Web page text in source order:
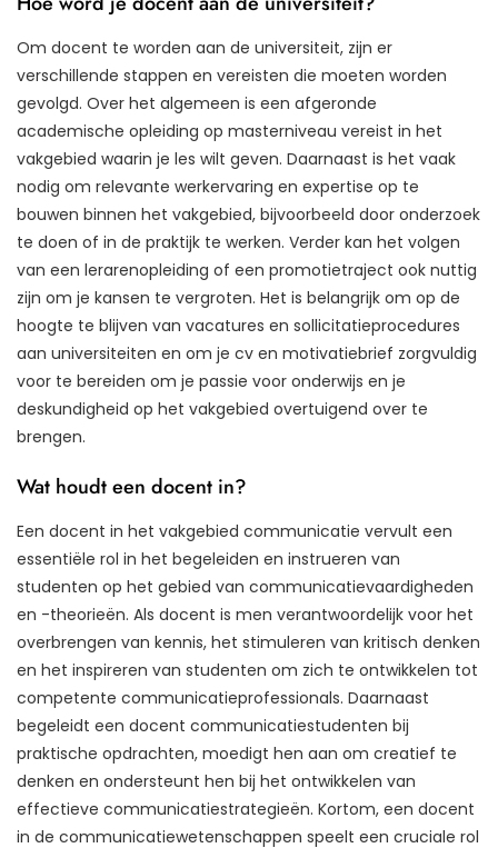
Om docent te worden aan de universiteit, zijn er
verschillende stappen en vereisten die moeten worden
gevolgd. Over het algemeen is een afgeronde
academische opleiding op masterniveau vereist in het
vakgebied waarin je les wilt geven. Daarnaast is het vaak
nodig om relevante werkervaring en expertise op te
bouwen binnen het vakgebied, bijvoorbeeld door onderzoek
te doen of in de praktijk te werken. Verder kan het volgen
van een lerarenopleiding of een promotietraject ook nuttig
zijn om je kansen te vergroten. Het is belangrijk om op de
hoogte te blijven van vacatures en sollicitatieprocedures
aan universiteiten en om je cv en motivatiebrief zorgvuldig
voor te bereiden om je passie voor onderwijs en je
deskundigheid op het vakgebied overtuigend over te
brengen.
Wat houdt een docent in?
Een docent in het vakgebied communicatie vervult een
essentiële rol in het begeleiden en instrueren van
studenten op het gebied van communicatievaardigheden
en -theorieën. Als docent is men verantwoordelijk voor het
overbrengen van kennis, het stimuleren van kritisch denken
en het inspireren van studenten om zich te ontwikkelen tot
competente communicatieprofessionals. Daarnaast
begeleidt een docent communicatiestudenten bij
praktische opdrachten, moedigt hen aan om creatief te
denken en ondersteunt hen bij het ontwikkelen van
effectieve communicatiestrategieën. Kortom, een docent
in de communicatiewetenschappen speelt een cruciale rol